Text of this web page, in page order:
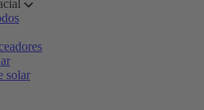
solar